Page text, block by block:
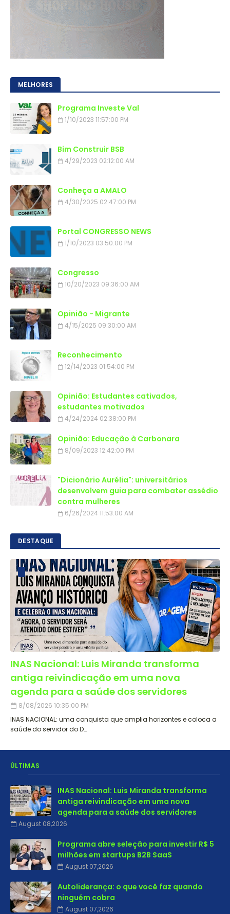
MELHORES
Programa Investe Val
1/10/2023 11:57:00 PM
Bim Construir BSB
4/29/2023 02:12:00 AM
Conheça a AMALO
4/30/2025 02:47:00 PM
Portal CONGRESSO NEWS
1/10/2023 03:50:00 PM
Congresso
10/20/2023 09:36:00 AM
Opinião - Migrante
4/15/2025 09:30:00 AM
Reconhecimento
12/14/2023 01:54:00 PM
Opinião: Estudantes cativados,
estudantes motivados
4/24/2024 02:38:00 PM
Opinião: Educação à Carbonara
8/09/2023 12:42:00 PM
"Dicionário Aurélia": universitários
desenvolvem guia para combater assédio
contra mulheres
6/26/2024 11:53:00 AM
DESTAQUE
INAS Nacional: Luis Miranda transforma
antiga reivindicação em uma nova
agenda para a saúde dos servidores
8/08/2026 10:35:00 PM
INAS NACIONAL: uma conquista que amplia horizontes e coloca a
saúde do servidor do D…
ÚLTIMAS
INAS Nacional: Luis Miranda transforma
antiga reivindicação em uma nova
agenda para a saúde dos servidores
August 08,2026
Programa abre seleção para investir R$ 5
milhões em startups B2B SaaS
August 07,2026
Autoliderança: o que você faz quando
ninguém cobra
August 07,2026